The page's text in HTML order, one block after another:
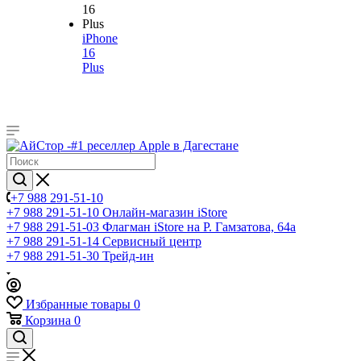
iPhone
16
Plus
+7 988 291-51-10
+7 988 291-51-10 Онлайн-магазин iStore
+7 988 291-51-03 Флагман iStore на Р. Гамзатова, 64а
+7 988 291-51-14 Сервисный центр
+7 988 291-51-30 Трейд-ин
Избранные товары 0
Корзина 0